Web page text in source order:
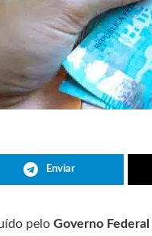
Enviar
pelo Governo Federal